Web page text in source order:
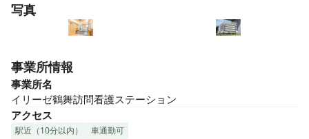
写真
事業所情報
事業所名
イリーゼ鶴舞訪問看護ステーション
アクセス
駅近（10分以内） 車通勤可